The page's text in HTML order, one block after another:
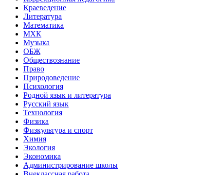
Краеведение
Литература
Математика
МХК
Музыка
ОБЖ
Обществознание
Право
Природоведение
Психология
Родной язык и литература
Русский язык
Технология
Физика
Физкультура и спорт
Химия
Экология
Экономика
Администрирование школы